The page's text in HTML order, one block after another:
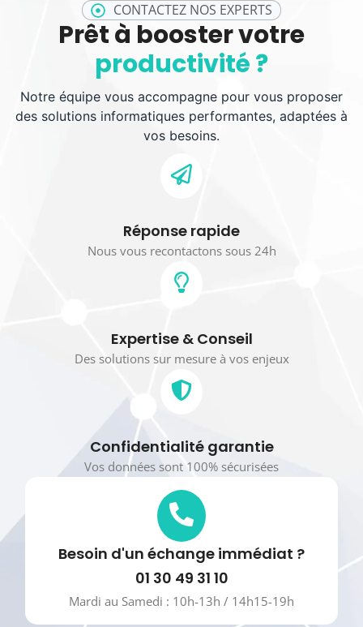
CONTACTEZ NOS EXPERTS
Prêt à booster votre
productivité ?
Notre équipe vous accompagne pour vous proposer
des solutions informatiques performantes, adaptées à
vos besoins.
Réponse rapide
Nous vous recontactons sous 24h
Expertise & Conseil
Des solutions sur mesure à vos enjeux
Confidentialité garantie
Vos données sont 100% sécurisées
Besoin d'un échange immédiat ?
01 30 49 31 10
Mardi au Samedi : 10h-13h / 14h15-19h